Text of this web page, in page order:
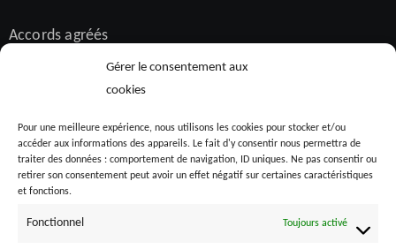
Gérer le consentement aux
cookies
Pour une meilleure expérience, nous utilisons les cookies pour stocker et/ou
accéder aux informations des appareils. Le fait d'y consentir nous permettra de
traiter des données : comportement de navigation, ID uniques. Ne pas consentir ou
retirer son consentement peut avoir un effet négatif sur certaines caractéristiques
et fonctions.
Fonctionnel Toujours activé
Accords agréés
Bilan de compétences
Diversité et inclusion
Formation
HandiCorp